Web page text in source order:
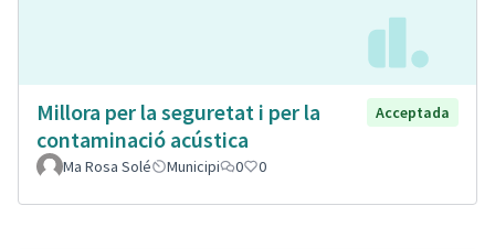
Millora per la seguretat i per la
contaminació acústica
Acceptada
Ma Rosa Solé Municipi 0 0